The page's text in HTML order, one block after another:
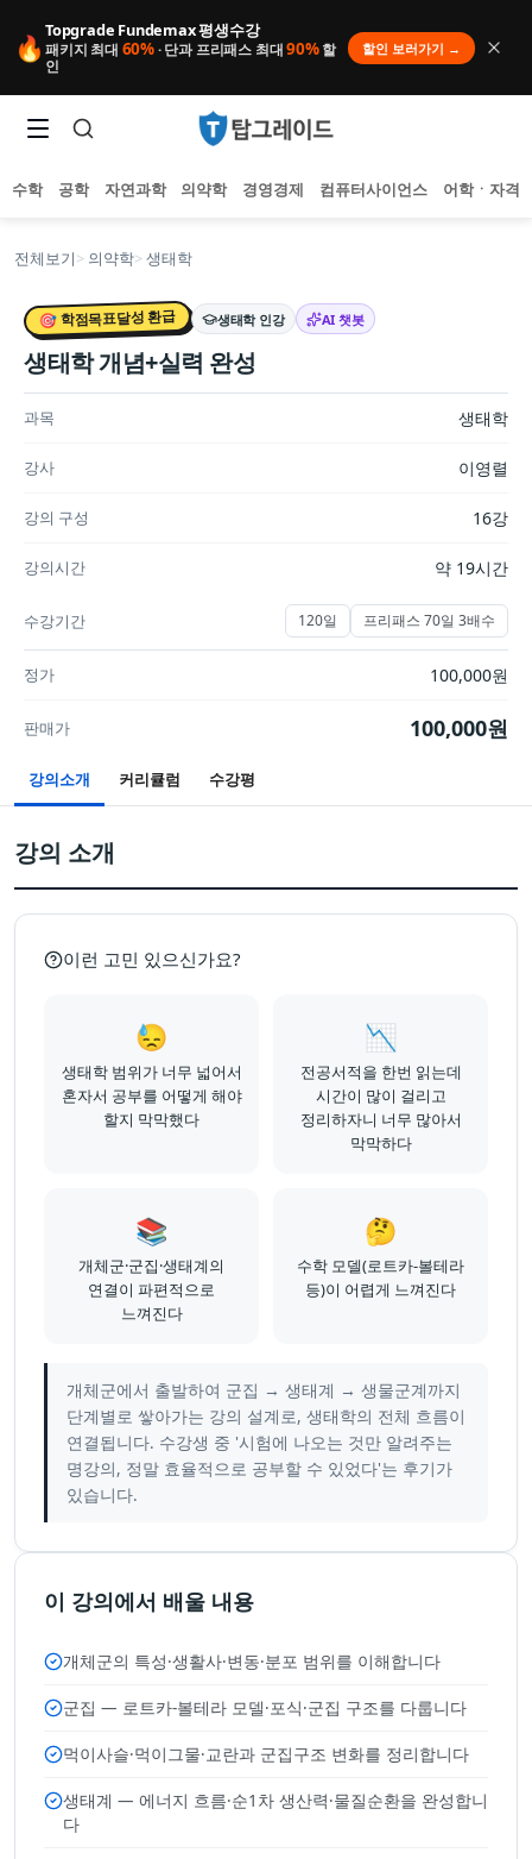
🔥
Topgrade Fundemax 평생수강
패키지 최대 60% · 단과 프리패스 최대90%할
인
할인 보러가기 →
인기 검색어
아직 집계된 인기 검색어가 없습니다.
추천 검색어
최근 검색어
최근 검색 내역이 없습니다.
수학 공학 자연과학 의약학 경영경제 컴퓨터사이언스 어학ㆍ자격
전체보기> 의약학>생태학
샘플 강의 3개미리보기
🎯 학점목표달성 환급 생태학인강 AI 챗봇
생태학 개념+실력 완성
과목 생태학
강사 이영렬
강의 구성 16강
강의시간 약 19시간
수강기간 120일 프리패스 70일 3배수
정가 100,000원
판매가 100,000원
강의소개 커리큘럼 수강평
강의 소개
이런 고민 있으신가요?
😓
생태학 범위가 너무 넓어서
혼자서 공부를 어떻게 해야
할지 막막했다
📉
전공서적을 한번 읽는데
시간이 많이 걸리고
정리하자니 너무 많아서
막막하다
📚
개체군·군집·생태계의
연결이 파편적으로
느껴진다
🤔
수학 모델(로트카-볼테라
등)이 어렵게 느껴진다
개체군에서 출발하여 군집 → 생태계 → 생물군계까지
단계별로 쌓아가는 강의 설계로, 생태학의 전체 흐름이
연결됩니다. 수강생 중 '시험에 나오는 것만 알려주는
명강의, 정말 효율적으로 공부할 수 있었다'는 후기가
있습니다.
이 강의에서 배울 내용
개체군의 특성·생활사·변동·분포 범위를 이해합니다
군집 — 로트카-볼테라 모델·포식·군집 구조를 다룹니다
먹이사슬·먹이그물·교란과 군집구조 변화를 정리합니다
생태계 — 에너지 흐름·순1차 생산력·물질순환을 완성합니
다